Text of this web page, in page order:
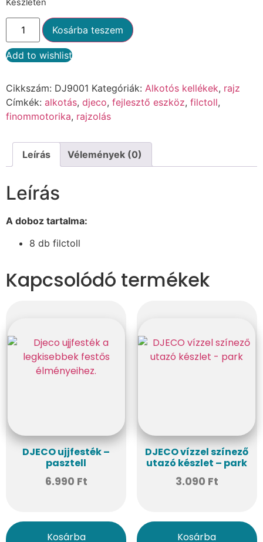
Készleten
Kosárba teszem
Add to wishlist
Cikkszám: DJ9001 Kategóriák: Alkotós kellékek, rajz
Címkék: alkotás, djeco, fejlesztő eszköz, filctoll,
finommotorika, rajzolás
Leírás Vélemények (0)
Leírás
A doboz tartalma:
8 db filctoll
Kapcsolódó termékek
DJECO ujjfesték –
pasztell
6.990 Ft
Kosárba
DJECO vízzel színező
utazó készlet – park
3.090 Ft
Kosárba